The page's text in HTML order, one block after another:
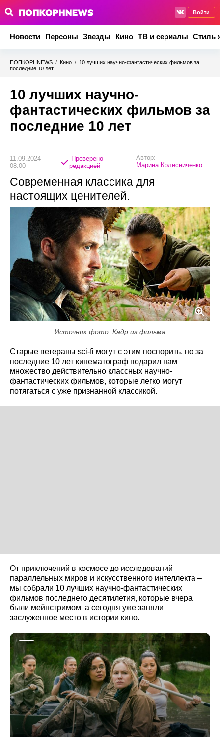
Войти
Новости Персоны Звезды Кино ТВ и сериалы Стиль
ПОПКОРНNEWS / Кино / 10 лучших научно-фантастических фильмов за
последние 10 лет
10 лучших научно-
фантастических фильмов за
последние 10 лет
11.09.2024
08:00
Проверено
редакцией
Автор:
Марина Колесниченко
Современная классика для
настоящих ценителей.
Источник фото: Кадр из фильма
Старые ветераны sci-fi могут с этим поспорить, но за
последние 10 лет кинематограф подарил нам
множество действительно классных научно-
фантастических фильмов, которые легко могут
потягаться с уже признанной классикой.
От приключений в космосе до исследований
параллельных миров и искусственного интеллекта –
мы собрали 10 лучших научно-фантастических
фильмов последнего десятилетия, которые вчера
были мейнстримом, а сегодня уже заняли
заслуженное место в истории кино.